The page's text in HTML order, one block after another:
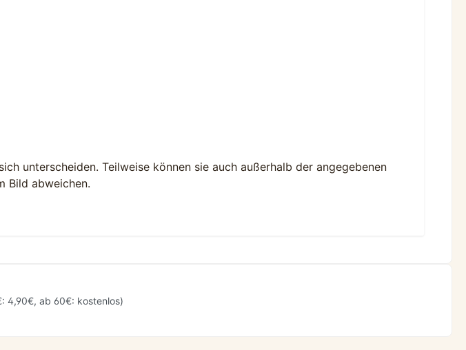
unterscheiden. Teilweise können sie auch außerhalb der angegebenen
Bild abweichen.
4,90€, ab 60€: kostenlos)